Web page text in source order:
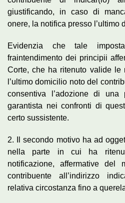
giustificando, in caso di
onere, la notifica presso l’ultimo
Evidenzia che tale
fraintendimento dei principii
Corte, che ha ritenuto valide le
l’ultimo domicilio noto del
consentiva l’adozione di una
garantista nei confronti di
certo sussistente.
2. Il secondo motivo ha ad
nella parte in cui ha
notificazione, affermative del
contribuente all’indirizzo
relativa circostanza fino a